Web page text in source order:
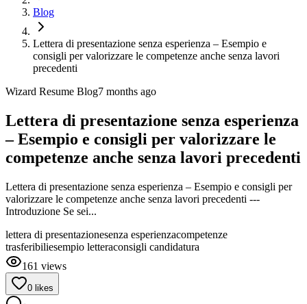
Blog
Lettera di presentazione senza esperienza – Esempio e
consigli per valorizzare le competenze anche senza lavori
precedenti
Wizard Resume Blog7 months ago
Lettera di presentazione senza esperienza
– Esempio e consigli per valorizzare le
competenze anche senza lavori precedenti
Lettera di presentazione senza esperienza – Esempio e consigli per
valorizzare le competenze anche senza lavori precedenti ---
Introduzione Se sei...
lettera di presentazionesenza esperienzacompetenze
trasferibiliesempio letteraconsigli candidatura
161 views
0 likes